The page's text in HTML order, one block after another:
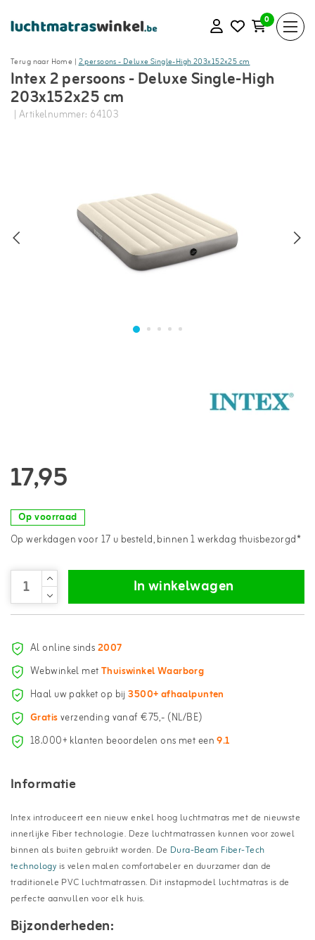
0
Terug naar Home |2 persoons - Deluxe Single-High 203x152x25 cm
Intex 2 persoons - Deluxe Single-High
203x152x25 cm
| Artikelnummer: 64103
17,95
Op voorraad
Op werkdagen voor 17 u besteld, binnen 1 werkdag thuisbezorgd*
In winkelwagen
Al online sinds2007
Webwinkel metThuiswinkel Waarborg
Haal uw pakket op bij3500+ afhaalpunten
Gratisverzending vanaf €75,- (NL/BE)
18.000+ klanten beoordelen ons met een9.1
Informatie
Intex introduceert een nieuw enkel hoog luchtmatras met de nieuwste
innerlijke Fiber technologie. Deze luchtmatrassen kunnen voor zowel
binnen als buiten gebruikt worden. De Dura-Beam Fiber-Tech
technology is velen malen comfortabeler en duurzamer dan de
traditionele PVC luchtmatrassen. Dit instapmodel luchtmatras is de
perfecte aanvullen voor elk huis.
Bijzonderheden: